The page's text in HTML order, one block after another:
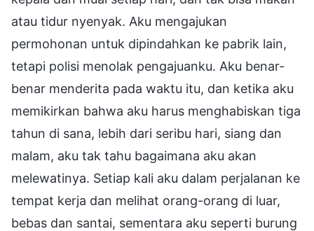
atau tidur nyenyak. Aku mengajukan
permohonan untuk dipindahkan ke pabrik lain,
tetapi polisi menolak pengajuanku. Aku benar-
benar menderita pada waktu itu, dan ketika aku
memikirkan bahwa aku harus menghabiskan tiga
tahun di sana, lebih dari seribu hari, siang dan
malam, aku tak tahu bagaimana aku akan
melewatinya. Setiap kali aku dalam perjalanan ke
tempat kerja dan melihat orang-orang di luar,
bebas dan santai, sementara aku seperti burung